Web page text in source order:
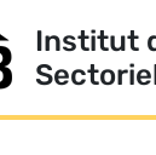
Institut